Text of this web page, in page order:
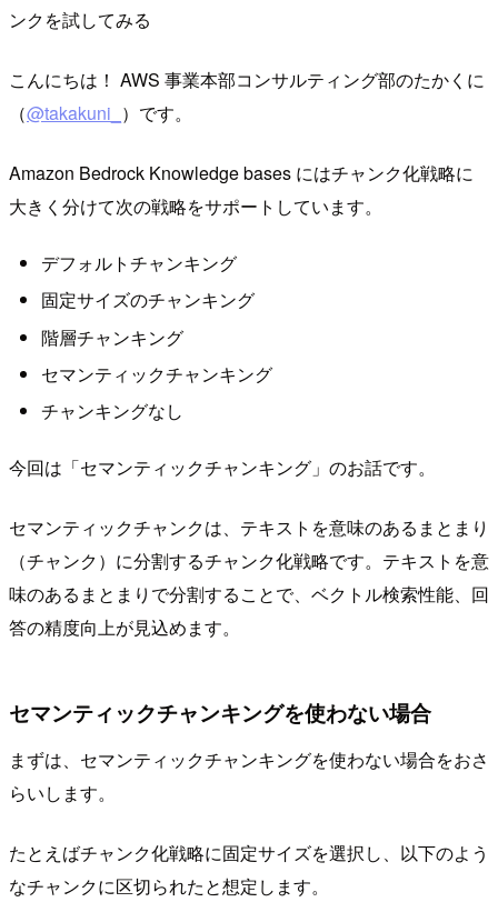
ンクを試してみる
こんにちは！ AWS 事業本部コンサルティング部のたかくに
（@takakuni_ ）です。
Amazon Bedrock Knowledge bases にはチャンク化戦略に
大きく分けて次の戦略をサポートしています。
デフォルトチャンキング
固定サイズのチャンキング
階層チャンキング
セマンティックチャンキング
チャンキングなし
今回は「セマンティックチャンキング」のお話です。
セマンティックチャンクは、テキストを意味のあるまとまり
（チャンク）に分割するチャンク化戦略です。テキストを意
味のあるまとまりで分割することで、ベクトル検索性能、回
答の精度向上が見込めます。
セマンティックチャンキングを使わない場合
まずは、セマンティックチャンキングを使わない場合をおさ
らいします。
たとえばチャンク化戦略に固定サイズを選択し、以下のよう
なチャンクに区切られたと想定します。